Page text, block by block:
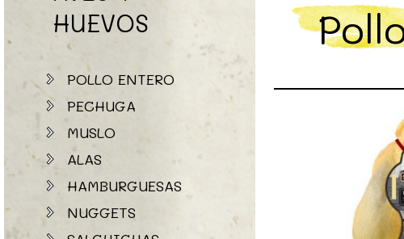
HUEVOS
POLLO ENTERO
PECHUGA
MUSLO
ALAS
HAMBURGUESAS
NUGGETS